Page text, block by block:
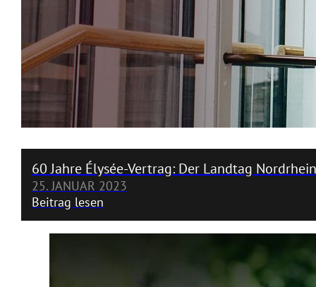
60 Jahre Élysée-Vertrag: Der Landtag
25. JANUAR 2023
Beitrag lesen